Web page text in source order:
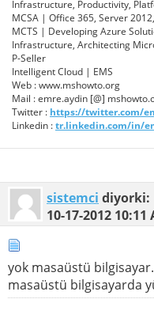
Infrastructure, Productivity,
MCSA | Office 365, Server
MCTS | Developing Azure
Infrastructure, Architecting
P-Seller
Intelligent Cloud | EMS
Web : www.mshowto.org
Mail : emre.aydin [@]
Twitter : https://twitter.com/
Linkedin :tr.linkedin.com/in/
sistemci diyorki:
10-17-2012 10:11
yok masaüstü
masaüstü bilgisayarda